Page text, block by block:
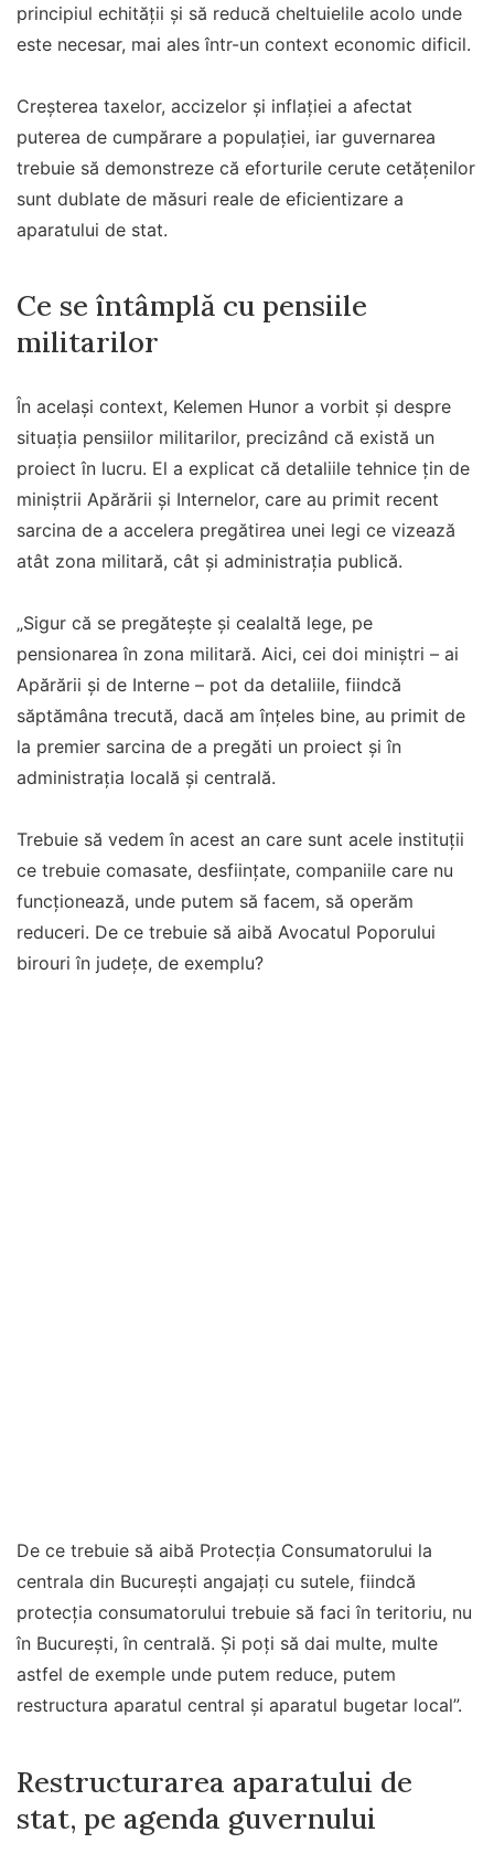
principiul echității și să reducă cheltuielile acolo unde
este necesar, mai ales într-un context economic dificil.
Creșterea taxelor, accizelor și inflației a afectat
puterea de cumpărare a populației, iar guvernarea
trebuie să demonstreze că eforturile cerute cetățenilor
sunt dublate de măsuri reale de eficientizare a
aparatului de stat.
Ce se întâmplă cu pensiile
militarilor
În același context, Kelemen Hunor a vorbit și despre
situația pensiilor militarilor, precizând că există un
proiect în lucru. El a explicat că detaliile tehnice țin de
miniștrii Apărării și Internelor, care au primit recent
sarcina de a accelera pregătirea unei legi ce vizează
atât zona militară, cât și administrația publică.
„Sigur că se pregăteşte şi cealaltă lege, pe
pensionarea în zona militară. Aici, cei doi miniştri – ai
Apărării şi de Interne – pot da detaliile, fiindcă
săptămâna trecută, dacă am înţeles bine, au primit de
la premier sarcina de a pregăti un proiect şi în
administraţia locală şi centrală.
Trebuie să vedem în acest an care sunt acele instituţii
ce trebuie comasate, desfiinţate, companiile care nu
funcţionează, unde putem să facem, să operăm
reduceri. De ce trebuie să aibă Avocatul Poporului
birouri în judeţe, de exemplu?
De ce trebuie să aibă Protecţia Consumatorului la
centrala din Bucureşti angajaţi cu sutele, fiindcă
protecţia consumatorului trebuie să faci în teritoriu, nu
în Bucureşti, în centrală. Şi poţi să dai multe, multe
astfel de exemple unde putem reduce, putem
restructura aparatul central şi aparatul bugetar local”.
Restructurarea aparatului de
stat, pe agenda guvernului